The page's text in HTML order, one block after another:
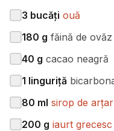
3 bucăți ouă
180 g făină de ovăz
40 g cacao neagră
1 linguriță
80 ml sirop de arțar
200 g iaurt grecesc